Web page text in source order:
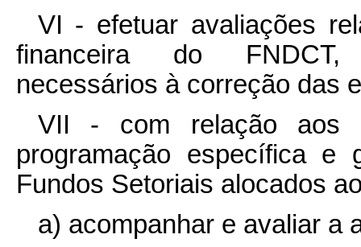
VI - efetuar avaliações
financeira do FNDCT,
necessários à correção das
VII - com relação aos
programação específica e
Fundos Setoriais alocados
a) acompanhar e avaliar a